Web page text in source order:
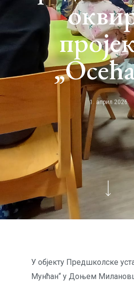
1. април 2026.
У објекту Предшколске
Мунћан“ у Доњем